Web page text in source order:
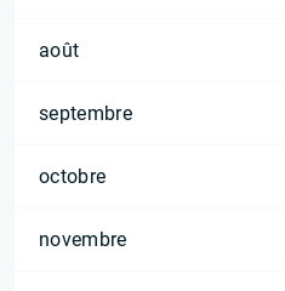
août
septembre
octobre
novembre